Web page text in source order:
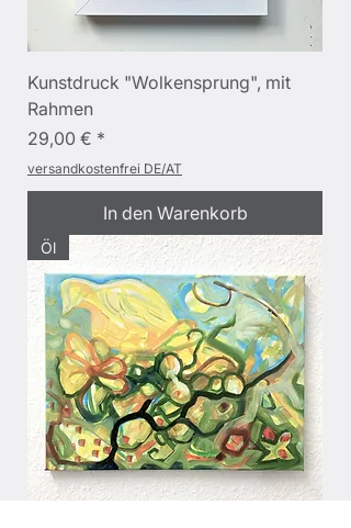
Kunstdruck "Wolkensprung", mit
Rahmen
Preis
29,00 €
versandkostenfrei DE/AT
In den Warenkorb
Öl